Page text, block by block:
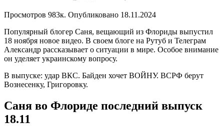
Просмотров 983к. Опубликовано 18.11.2024
Популярный блогер Саня, вещающий из Флориды выпустил
18 ноября новое видео. В своем блоге на Рутуб и Телеграм
Александр рассказывает о ситуации в мире. Особое внимание
он уделяет украинскому вопросу.
В выпуске: удар ВКС. Байден хочет ВОЙНУ. ВСРФ берут
Вознесенку, Григоровку.
Саня во Флориде последний выпуск
18.11